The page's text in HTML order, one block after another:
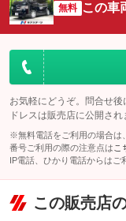
無料 この車
お気軽にどうぞ。問合せ
ドレスは販売店に公開され
※無料電話をご利用の場合は
番号ご利用の際の注意点は こ
IP電話、ひかり電話からはご
この販売店